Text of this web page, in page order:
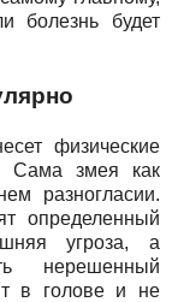
болезнь будет
физические
Сама змея как
разногласии.
определенный
угроза, а
нерешенный
в голове и не